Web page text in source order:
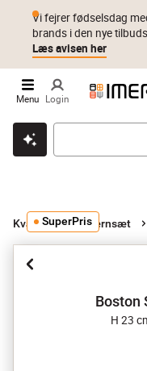
Klik & hent Byt i 1 år
Vi fejrer fødselsdag
brands i den nye
Læs avisen her
Menu Login
Kværne Kværnsæt
SuperPris
Boston
H 23